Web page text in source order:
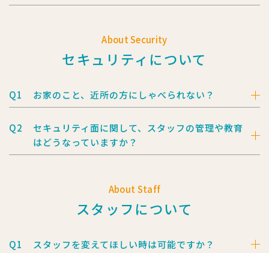
About Security
セキュリティについて
Q1 お家のこと、近所の方にしゃべられない？
Q2 セキュリティ面に関して、 スタッフの管理や教育
はどうなっていますか？
About Staff
スタッフについて
Q1 スタッフを変えてほしい時は可能ですか？